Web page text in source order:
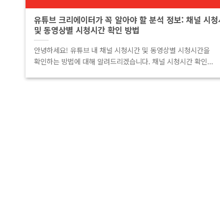
유튜브 크리에이터가 꼭 알아야 할 분석 정보: 채널 시
및 동영상별 시청시간 확인 방법
안녕하세요! 유튜브 내 채널 시청시간 및 동영상별 시청시간을
확인하는 방법에 대해 알려드리겠습니다. 채널 시청시간 확인...